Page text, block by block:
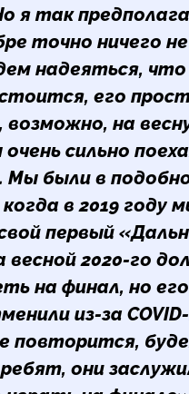
я так
точно ничего не
надеяться, что
его
возможно, на
сильно
Мы были в
в 2019 году
первый
весной 2020-го
на финал, но его
из-за COVID-
повторится,
они